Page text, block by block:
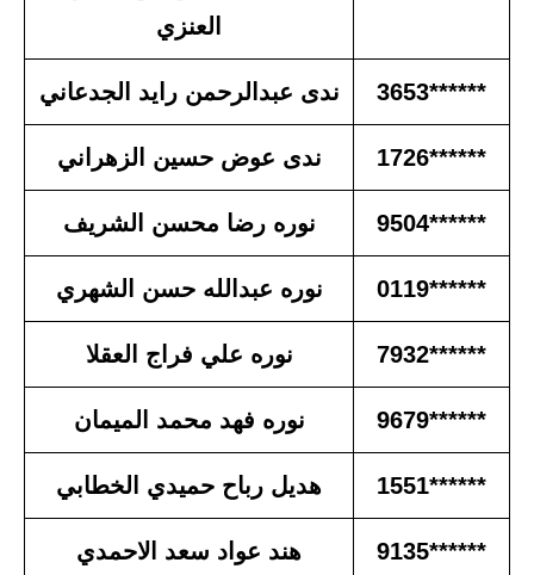
العنزي
******3653 ندى عبدالرحمن رايد الجدعاني
******1726 ندى عوض حسين الزهراني
******9504 نوره رضا محسن الشريف
******0119 نوره عبدالله حسن الشهري
******7932 نوره علي فراج العقلا
******9679 نوره فهد محمد الميمان
******1551 هديل رباح حميدي الخطابي
******9135 هند عواد سعد الاحمدي